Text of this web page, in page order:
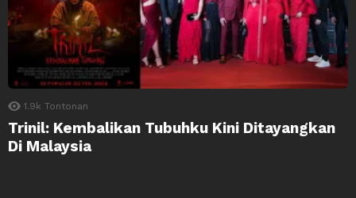
1.9k Tontonan
Trinil: Kembalikan Tubuhku Kini Ditayangkan
Di Malaysia